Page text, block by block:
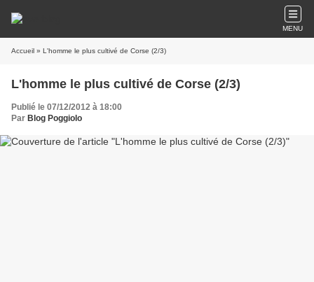
MENU
Accueil » L'homme le plus cultivé de Corse (2/3)
L'homme le plus cultivé de Corse (2/3)
Publié le 07/12/2012 à 18:00
Par Blog Poggiolo